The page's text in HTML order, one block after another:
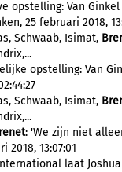
opstelling: Van
25 februari 2018,
Schwaab, Isimat,
opstelling: Van
Schwaab, Isimat,
: 'We zijn niet
2018, 13:07:01
laat Joshua